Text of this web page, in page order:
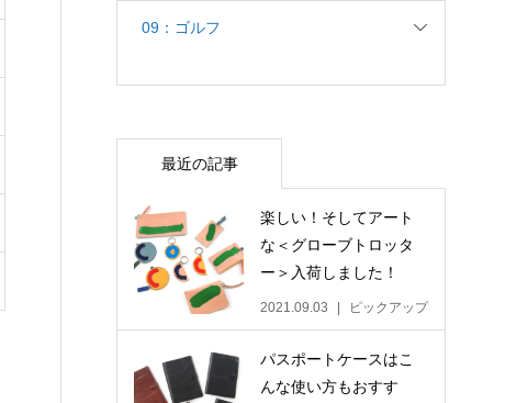
09：ゴルフ
最近の記事
楽しい！そしてアート
な＜グローブトロッタ
ー＞入荷しました！
2021.09.03 ピックアップ
パスポートケースはこ
んな使い方もおすす